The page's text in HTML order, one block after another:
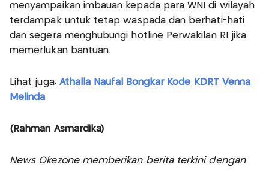
menyampaikan imbauan kepada para WNI di wilayah
terdampak untuk tetap waspada dan berhati-hati
dan segera menghubungi hotline Perwakilan RI jika
memerlukan bantuan.
Lihat juga: Athalla Naufal Bongkar Kode KDRT Venna
Melinda
(Rahman Asmardika)
News Okezone memberikan berita terkini dengan